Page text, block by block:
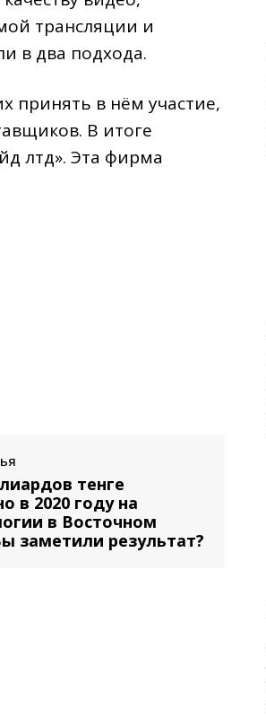
трансляции и
в два подхода.
принять в нём участие,
В итоге
лтд». Эта фирма
тенге
в 2020 году на
в Восточном
заметили результат?